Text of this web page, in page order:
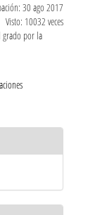
30 ago 2017
Visto: 10032 veces
grado por la